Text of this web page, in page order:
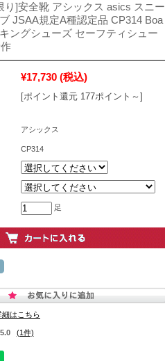
り]安全靴 アシックス asics スニー
JSAA規定A種認定品 CP314 Boa
ングシューズ セーフティシュー
¥17,730 (税込)
[ポイント還元 177ポイント～]
アシックス
CP314
足
はこちら
5.0 (1件)